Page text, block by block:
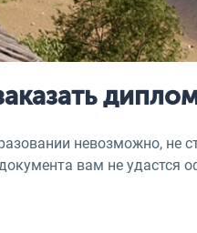
невозможно, не
вам не удастся